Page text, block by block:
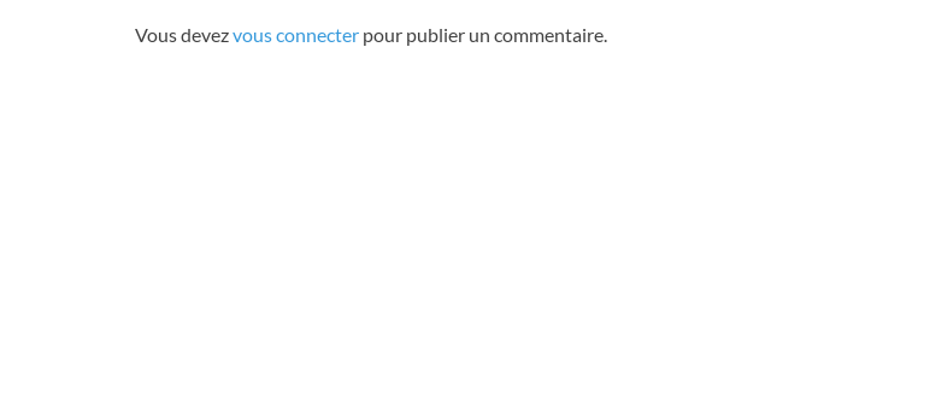
Vous devezvous connecter pour publier un commentaire.